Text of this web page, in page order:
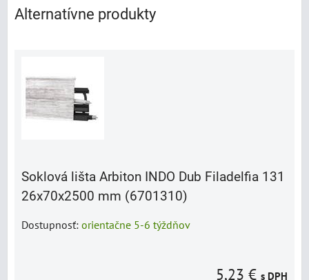
Alternatívne produkty
Soklová lišta Arbiton INDO Dub Filadelfia 131
26x70x2500 mm (6701310)
Dostupnosť: orientačne 5-6 týždňov
5,23 € s DPH